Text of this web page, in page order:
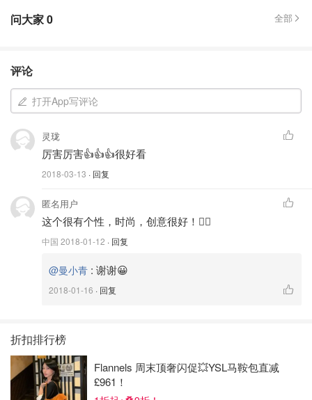
zuhair murad 2015秋冬高定
进步！
准备充足的银子买鞋，丙烯颜料（最好是纺织颜料），画板，画笔
问大家0 全部
评论
打开App写评论
灵珑
厉害厉害👍👍👍很好看
2018-03-13 · 回复
匿名用户
这个很有个性，时尚，创意很好！
中国 2018-01-12 · 回复
@曼小青 : 谢谢😀
2018-01-16 · 回复
折扣排行榜
Flannels 周末顶奢闪促💥YSL马鞍包直减
£961！